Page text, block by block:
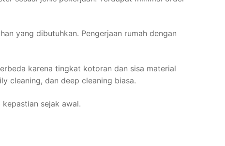
yang dibutuhkan. Pengerjaan rumah dengan
karena tingkat kotoran dan sisa material
cleaning, dan deep cleaning biasa.
sejak awal.